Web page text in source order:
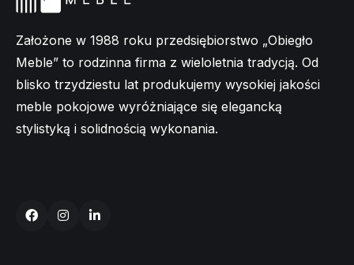
Założone w 1988 roku przedsiębiorstwo „Obiegło
Meble” to rodzinna firma z wieloletnia tradycją. Od
blisko trzydziestu lat produkujemy wysokiej jakości
meble pokojowe wyróżniające się elegancką
stylistyką i solidnością wykonania.